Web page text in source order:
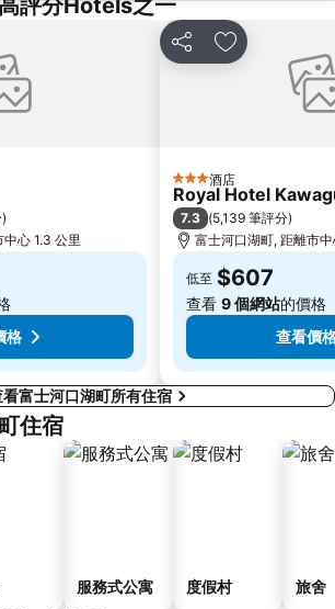
)
心 1.3 公里
格
分享 放到收藏夾
3 星級酒店
Royal Hotel
7.3 (5,139 筆評分)
富士河口湖町, 距離市
低至 $607
查看 9 個網站的價格
查看價
看富士河口湖町所有住宿
住宿
服務式公寓 度假村 旅舍